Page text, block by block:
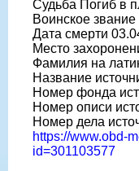
Судьба Погиб в
Воинское
Дата смерти
Место
Фамилия на
Название
Номер фонда
Номер описи
Номер дела
https://www.obd-
id=301103577